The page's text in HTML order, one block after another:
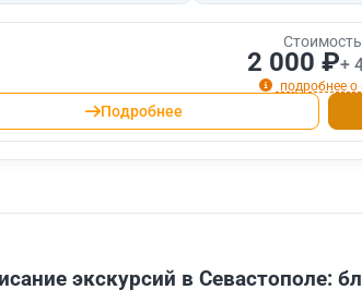
2 000 ₽+
подробнее о
Подробнее
экскурсий в Севастополе: